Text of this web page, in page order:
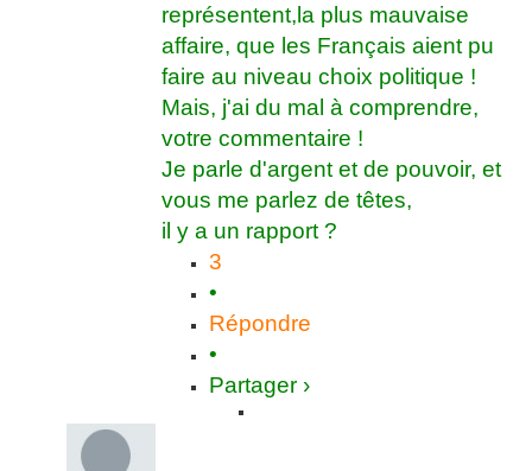
représentent,la plus mauvaise
affaire, que les Français aient pu
faire au niveau choix politique !
Mais, j'ai du mal à comprendre,
votre commentaire !
Je parle d'argent et de pouvoir, et
vous me parlez de têtes,
il y a un rapport ?
3
•
Répondre
•
Partager ›